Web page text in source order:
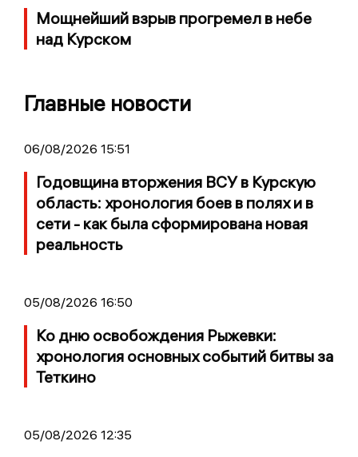
Мощнейший взрыв прогремел в небе
над Курском
Главные новости
06/08/2026 15:51
Годовщина вторжения ВСУ в Курскую
область: хронология боев в полях и в
сети - как была сформирована новая
реальность
05/08/2026 16:50
Ко дню освобождения Рыжевки:
хронология основных событий битвы за
Теткино
05/08/2026 12:35